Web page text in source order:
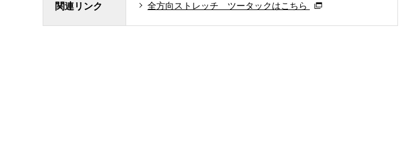
関連リンク 全方向ストレッチ ツータックはこちら